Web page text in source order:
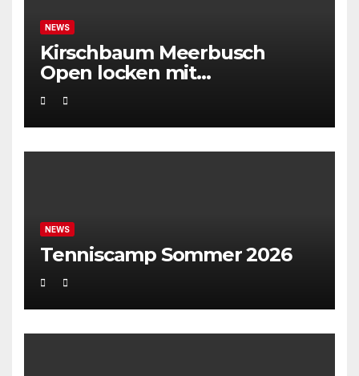
NEWS
Kirschbaum Meerbusch
Open locken mit
Weltklassetennis
NEWS
Tenniscamp Sommer 2026